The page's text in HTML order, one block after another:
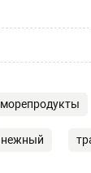
морепродукты
нежный